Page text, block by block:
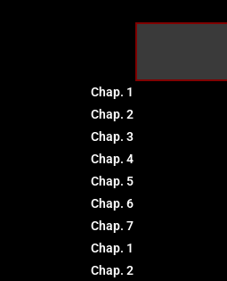
Chap. 1
Chap. 2
Chap. 3
Chap. 4
Chap. 5
Chap. 6
Chap. 7
Chap. 1
Chap. 2